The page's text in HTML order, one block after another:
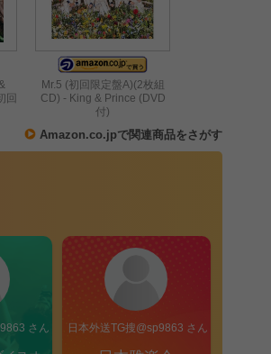
回
Mr.5 (初回限定盤A)(2枚組
CD) - King & Prince (DVD
付)
Amazon.co.jpで関連商品をさがす
さん 日本外送TG搜@sp9863 さん